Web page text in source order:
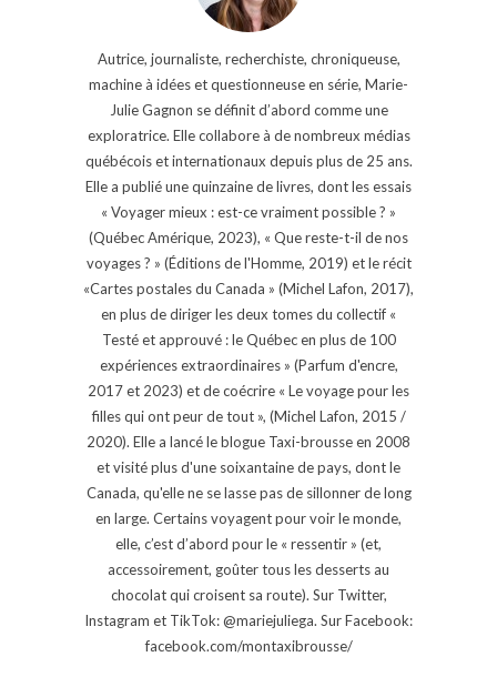
Autrice, journaliste, recherchiste, chroniqueuse,
machine à idées et questionneuse en série, Marie-
Julie Gagnon se définit d’abord comme une
exploratrice. Elle collabore à de nombreux médias
québécois et internationaux depuis plus de 25 ans.
Elle a publié une quinzaine de livres, dont les essais
« Voyager mieux : est-ce vraiment possible ? »
(Québec Amérique, 2023), « Que reste-t-il de nos
voyages ? » (Éditions de l'Homme, 2019) et le récit
«Cartes postales du Canada » (Michel Lafon, 2017),
en plus de diriger les deux tomes du collectif «
Testé et approuvé : le Québec en plus de 100
expériences extraordinaires » (Parfum d'encre,
2017 et 2023) et de coécrire « Le voyage pour les
filles qui ont peur de tout », (Michel Lafon, 2015 /
2020). Elle a lancé le blogue Taxi-brousse en 2008
et visité plus d'une soixantaine de pays, dont le
Canada, qu'elle ne se lasse pas de sillonner de long
en large. Certains voyagent pour voir le monde,
elle, c’est d’abord pour le « ressentir » (et,
accessoirement, goûter tous les desserts au
chocolat qui croisent sa route). Sur Twitter,
Instagram et TikTok: @mariejuliega. Sur Facebook:
facebook.com/montaxibrousse/